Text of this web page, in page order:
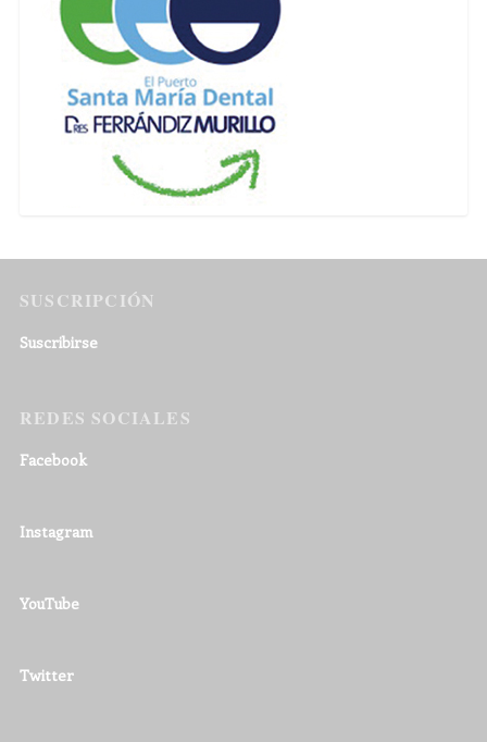
SUSCRIPCIÓN
Suscribirse
REDES SOCIALES
Facebook
Instagram
YouTube
Twitter